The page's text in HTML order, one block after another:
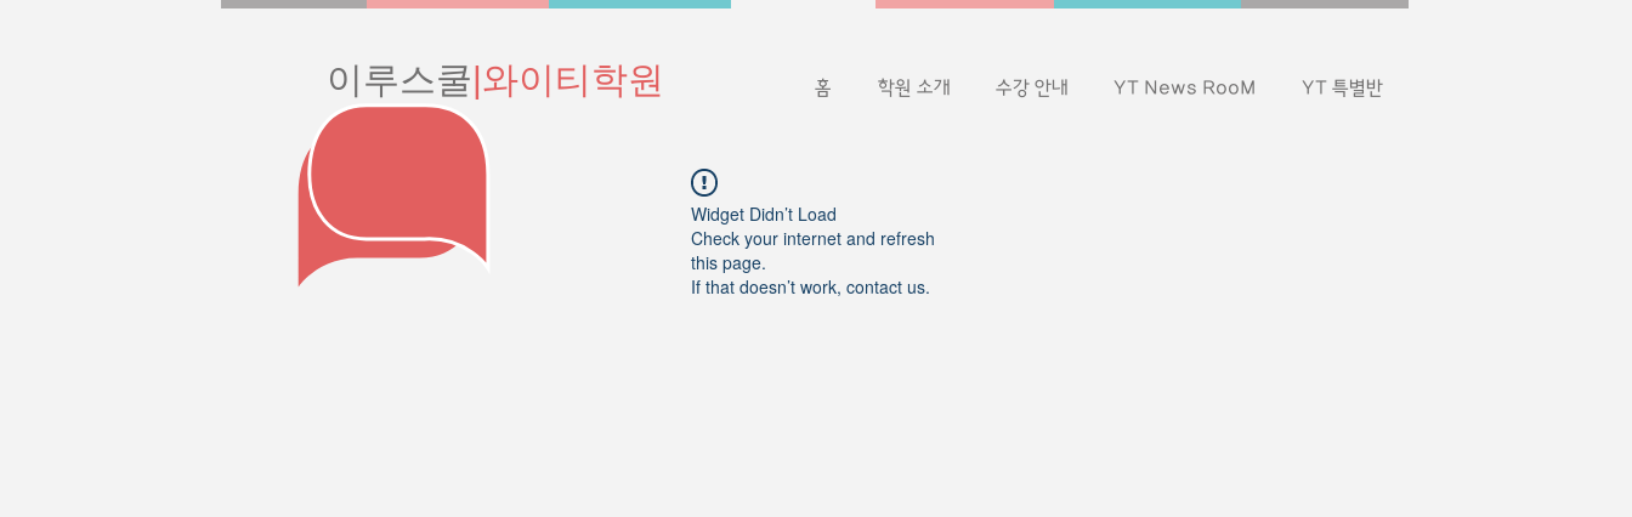
이루스쿨|와이티학원 홈 학원 소개 수강 안내 YT News RooM YT 특별반
Widget Didn’t Load
Check your internet and refresh
this page.
If that doesn’t work, contact us.